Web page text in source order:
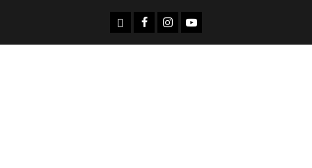
доwнлоад
Фацебоок
Инстаграм
Yоутубе